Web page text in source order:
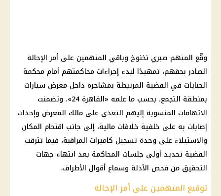
وقّع المتهم صبري نخنوخ وباقي المتهمين على أمر الإحالة
الصادر بحقهم، تمهيدًا لبدء إجراءات محاكمتهم أمام محكمة
الجنايات في القضية المرتبطة بمشاجرة داخل معرض سيارات
بمنطقة التجمع، بحسب ما علمه «القاهرة 24». وتضمنت
الاتهامات المنسوبة إليهم التعدي على مالك المعرض وإحداث
إصابات به على خلفية خلافات مالية، إلى جانب اقتحام المكان
والاستيلاء على وحدة تسجيل كاميرات المراقبة، فيما تترقب
القضية تحديد أولى جلسات المحاكمة بعد انتهاء جهات
التحقيق من فحص الأدلة وسماع أقوال الأطراف.
توقيع المتهمين على أمر الإحالة